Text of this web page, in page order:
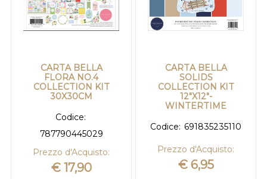
CARTA BELLA
FLORA NO.4
COLLECTION KIT
30X30CM
Codice:
787790445029
Prezzo d'Acquisto:
€ 17,90
CARTA BELLA
SOLIDS
COLLECTION KIT
12"X12"-
WINTERTIME
Codice: 691835235110
Prezzo d'Acquisto:
€ 6,95